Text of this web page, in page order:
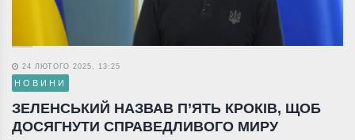
24 ЛЮТОГО 2025, 13:25
НОВИНИ
ЗЕЛЕНСЬКИЙ НАЗВАВ П’ЯТЬ КРОКІВ, ЩОБ
ДОСЯГНУТИ СПРАВЕДЛИВОГО МИРУ